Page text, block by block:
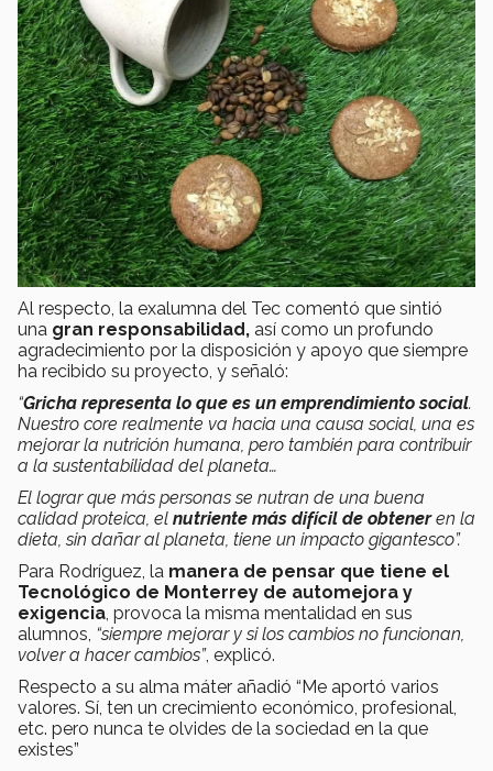
Al respecto, la exalumna del Tec comentó que sintió
una gran responsabilidad, así como un profundo
agradecimiento por la disposición y apoyo que siempre
ha recibido su proyecto, y señaló:
“Gricha representa lo que es un emprendimiento social.
Nuestro core realmente va hacia una causa social, una es
mejorar la nutrición humana, pero también para contribuir
a la sustentabilidad del planeta…
El lograr que más personas se nutran de una buena
calidad proteica, el nutriente más difícil de obteneren la
dieta, sin dañar al planeta, tiene un impacto gigantesco”.
Para Rodríguez, la manera de pensar que tiene el
Tecnológico de Monterrey de automejora y
exigencia, provoca la misma mentalidad en sus
alumnos, “siempre mejorar y si los cambios no funcionan,
volver a hacer cambios”, explicó.
Respecto a su alma máter añadió “Me aportó varios
valores. Sí, ten un crecimiento económico, profesional,
etc. pero nunca te olvides de la sociedad en la que
existes”